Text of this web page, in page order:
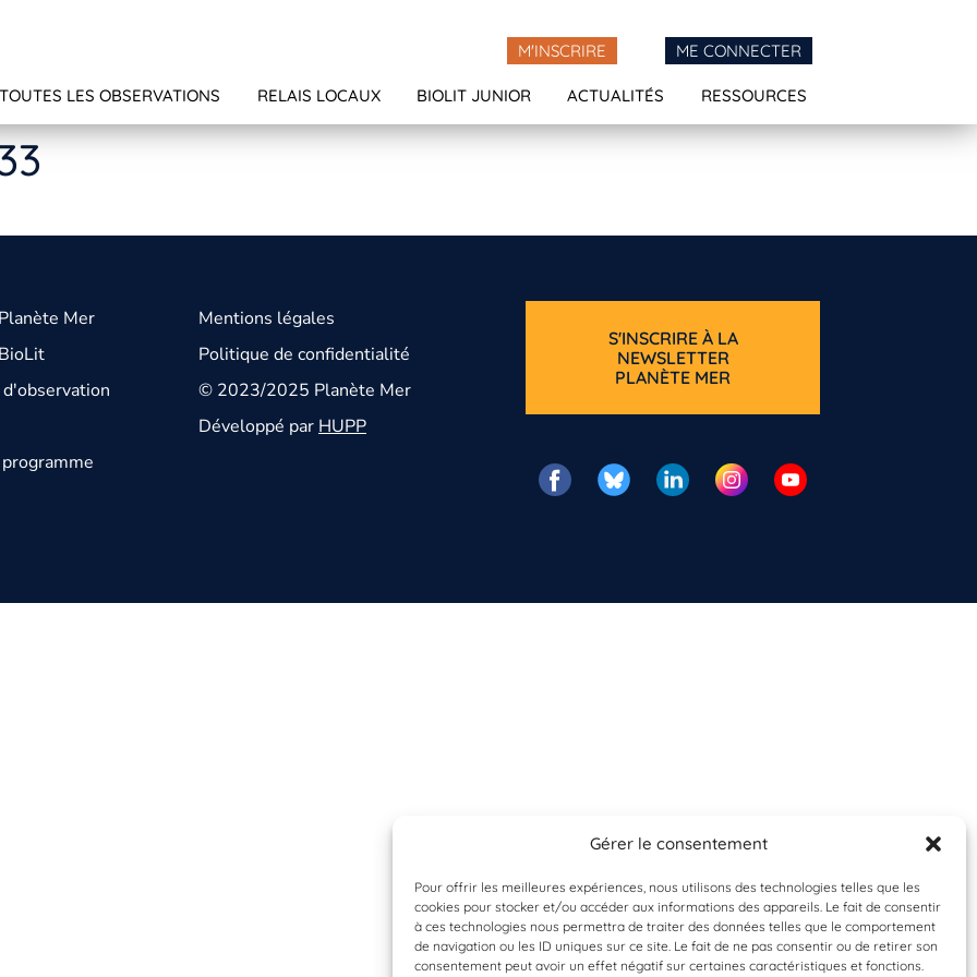
Gérer le consentement
Pour offrir les meilleures expériences, nous utilisons des technologies telles que les
cookies pour stocker et/ou accéder aux informations des appareils. Le fait de consentir
à ces technologies nous permettra de traiter des données telles que le comportement
de navigation ou les ID uniques sur ce site. Le fait de ne pas consentir ou de retirer son
consentement peut avoir un effet négatif sur certaines caractéristiques et fonctions.
M'INSCRIRE ME CONNECTER
TOUTES LES OBSERVATIONS RELAIS LOCAUX BIOLIT JUNIOR ACTUALITÉS RESSOURCES
Mer
Mentions légales
Politique de confidentialité
© 2023/2025 Planète Mer
Développé parHUPP
S'INSCRIRE À LA
NEWSLETTER
PLANÈTE MER